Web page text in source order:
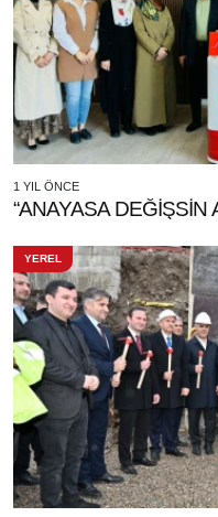
1 YIL ÖNCE
“ANAYASA DEĞİŞSİN
YEREL